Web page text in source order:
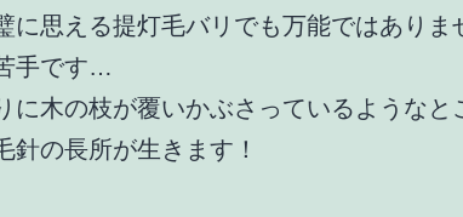
に思える提灯毛バリでも万能ではありま
手です…
に木の枝が覆いかぶさっているようなと
針の長所が生きます！